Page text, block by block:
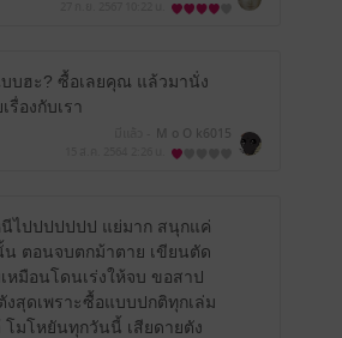
บฮะ? ซื้อเลยคุณ แล้วมานั่ง
รื่องกับเรา
M o O k6015
ไปปปปปปป แย่มาก สนุกแค่
น ตอนจบตกม้าตาย เขียนตัด
หมือนโดนเร่งให้จบ ขอสาป
งสุดเพราะซื้อแบบปกติทุกเล่ม
โมโหยันทุกวันนี้ เสียดายตัง